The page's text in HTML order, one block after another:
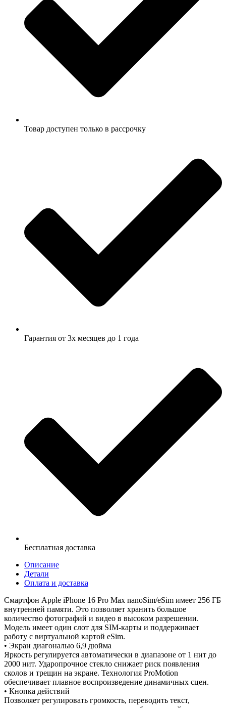
Товар доступен только в рассрочку
Гарантия от 3х месяцев до 1 года
Бесплатная доставка
Описание
Детали
Оплата и доставка
Смартфон Apple iPhone 16 Pro Max nanoSim/eSim имеет 256 ГБ
внутренней памяти. Это позволяет хранить большое
количество фотографий и видео в высоком разрешении.
Модель имеет один слот для SIM-карты и поддерживает
работу с виртуальной картой eSim.
• Экран диагональю 6,9 дюйма
Яркость регулируется автоматически в диапазоне от 1 нит до
2000 нит. Ударопрочное стекло снижает риск появления
сколов и трещин на экране. Технология ProMotion
обеспечивает плавное воспроизведение динамичных сцен.
• Кнопка действий
Позволяет регулировать громкость, переводить текст,